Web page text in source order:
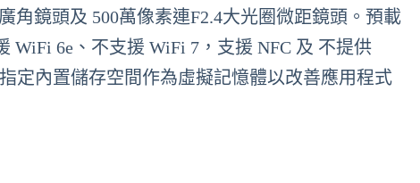
角鏡頭及 500萬像素連F2.4大光圈微距鏡頭。預載
WiFi 6e、不支援 WiFi 7，支援 NFC 及 不提供
定內置儲存空間作為虛擬記憶體以改善應用程式